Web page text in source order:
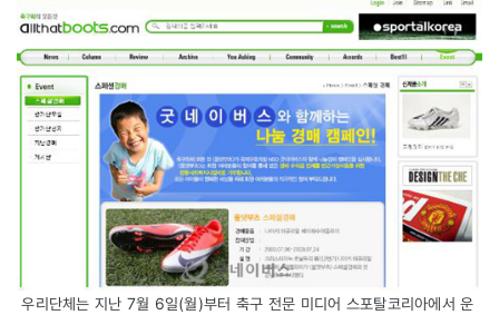
우리단체는 지난 7월 6일(월)부터 축구 전문 미디어 스포탈코리아에서 운